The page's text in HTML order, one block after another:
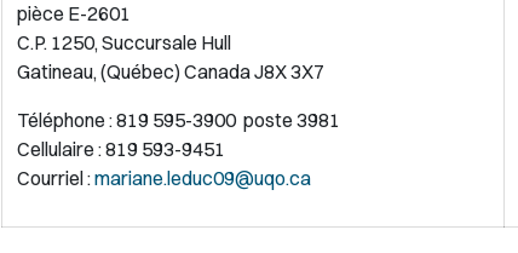
pièce E-2601
C.P. 1250, Succursale Hull
Gatineau, (Québec) Canada J8X 3X7
Téléphone : 819 595-3900 poste 3981
Cellulaire :819 593-9451
Courriel :mariane.leduc09@uqo.ca